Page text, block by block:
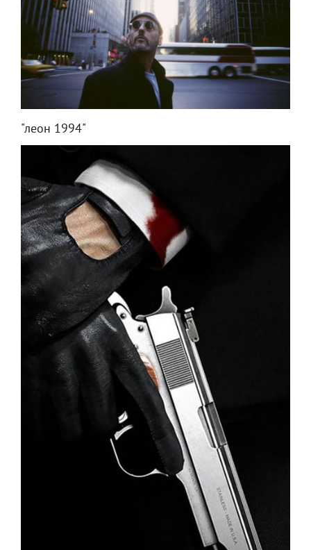
"леон 1994"